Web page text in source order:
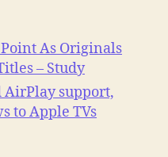
As Originals
– Study
support,
to Apple TVs